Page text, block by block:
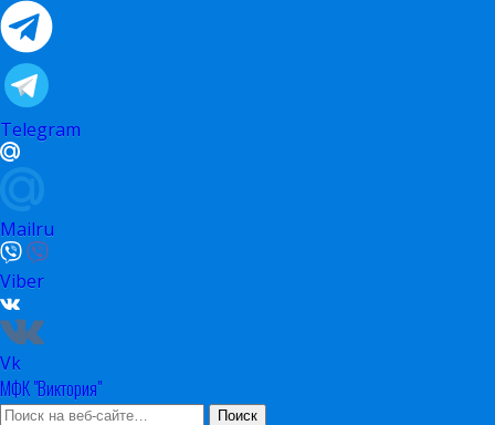
Telegram
Mailru
Viber
Vk
МФК "Виктория"